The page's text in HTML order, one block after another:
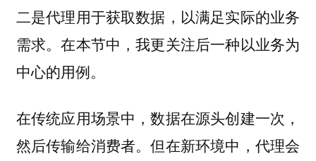
二是代理用于获取数据，以满足实际的业务
需求。在本节中，我更关注后一种以业务为
中心的用例。
在传统应用场景中，数据在源头创建一次，
然后传输给消费者。但在新环境中，代理会